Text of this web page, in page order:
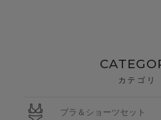
カテゴリ
ブラ＆ショーツセット